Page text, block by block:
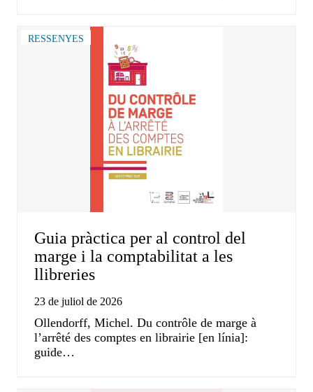
RESSENYES
Guia pràctica per al control del
marge i la comptabilitat a les
llibreries
23 de juliol de 2026
Ollendorff, Michel. Du contrôle de marge à
l’arrêté des comptes en librairie [en línia]:
guide…